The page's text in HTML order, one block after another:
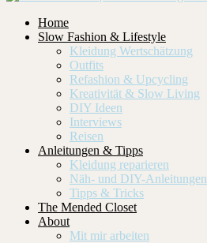
Home
Slow Fashion & Lifestyle
Kleidung Wertschätzung
Outfits
Refashion & Upcycling
Kreativität & Slow Living
DIY Ideen
Interviews
Reisen
Anleitungen & Tipps
Kleidung reparieren
Näh- und DIY-Anleitungen
Tipps & Tricks
The Mended Closet
About
Mit mir arbeiten